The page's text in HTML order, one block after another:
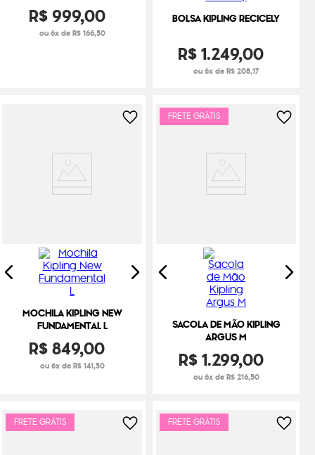
R$999,00
ou 6x de R$ 166,50
BOLSA KIPLING RECICELY
R$1.249,00
ou 6x de R$ 208,17
MOCHILA KIPLING NEW
FUNDAMENTAL L
R$849,00
ou 6x de R$ 141,50
FRETE GRÁTIS
SACOLA DE MÃO KIPLING
ARGUS M
R$1.299,00
ou 6x de R$ 216,50
FRETE GRÁTIS FRETE GRÁTIS